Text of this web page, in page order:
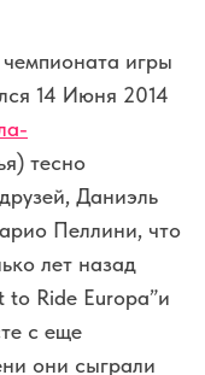
игры
14 Июня 2014
тесно
Даниэль
Пеллини, что
лет назад
to Ride Europa”и
с еще
они сыграли